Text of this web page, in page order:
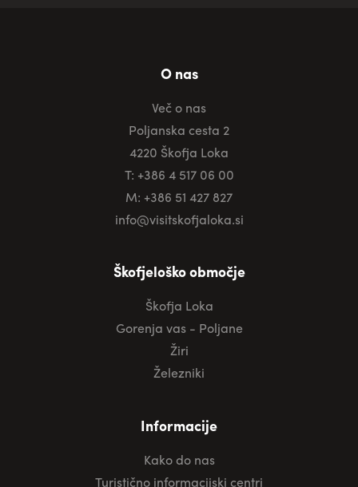
O nas
Več o nas
Poljanska cesta 2
4220 Škofja Loka
T: +386 4 517 06 00
M: +386 51 427 827
info@visitskofjaloka.si
Škofjeloško območje
Škofja Loka
Gorenja vas - Poljane
Žiri
Železniki
Informacije
Kako do nas
Turistično informacijski centri